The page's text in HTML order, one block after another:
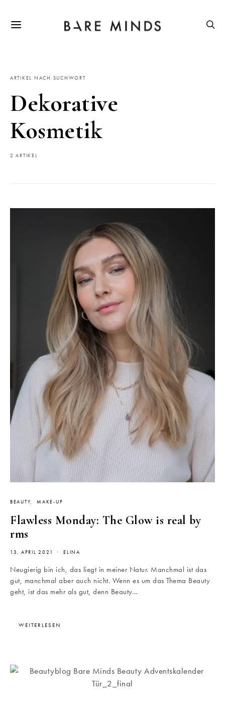
ARTIKEL NACH SUCHWORT
Dekorative
Kosmetik
2 ARTIKEL
BEAUTY MAKE-UP
Flawless Monday: The Glow is real by
rms
13. APRIL 2021 ELINA
Neugierig bin ich, das liegt in meiner Natur. Manchmal ist das
gut, manchmal aber auch nicht. Wenn es um das Thema Beauty
geht, ist das mehr als gut, denn Beauty…
WEITERLESEN